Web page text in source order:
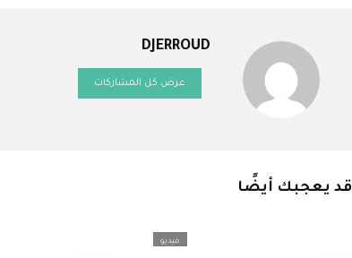
DJERROUD
عرض كل المشاركات
قد يعجبك أيضًا
فيديو